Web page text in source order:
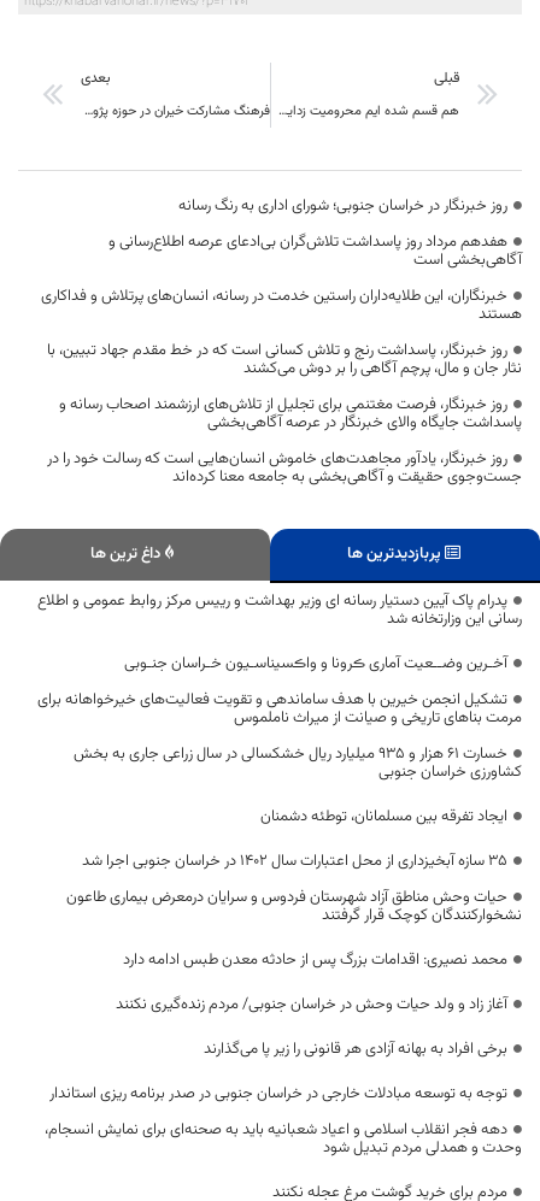
قبلی
هم قسم شده ایم محرومیت زدایی خراسان جنوبی را جشن بگیریم
بعدی
فرهنگ مشارکت خیران در حوزه پژوهش نهادینه شود
روز خبرنگار در خراسان جنوبی؛ شورای اداری به رنگ رسانه
هفدهم مرداد روز پاسداشت تلاش‌گران بی‌ادعای عرصه اطلاع‌رسانی و
آگاهی‌بخشی است
خبرنگاران، این طلایه‌داران راستین خدمت در رسانه، انسان‌های پرتلاش و فداکاری
هستند
روز خبرنگار، پاسداشت رنج و تلاش کسانی است که در خط مقدم جهاد تبیین، با
نثار جان و مال، پرچم آگاهی را بر دوش می‌کشند
روز خبرنگار، فرصت مغتنمی برای تجلیل از تلاش‌های ارزشمند اصحاب رسانه و
پاسداشت جایگاه والای خبرنگار در عرصه آگاهی‌بخشی
روز خبرنگار، یادآور مجاهدت‌های خاموش انسان‌هایی است که رسالت خود را در
جست‌وجوی حقیقت و آگاهی‌بخشی به جامعه معنا کرده‌اند
پربازدیدترین ها
داغ ترین ها
پدرام پاک آیین دستیار رسانه ای وزیر بهداشت و رییس مرکز روابط عمومی و اطلاع
رسانی این وزارتخانه شد
آخـرین وضــعیت آماری ڪرونا و واڪسیناسـیون خـراسان جنـوبی
تشکیل انجمن خیرین با هدف ساماندهی و تقویت فعالیت‌های خیرخواهانه برای
مرمت بناهای تاریخی و صیانت از میراث ناملموس
خسارت ۶۱ هزار و ۹۳۵ میلیارد ریال خشکسالی در سال زراعی جاری به بخش
کشاورزی خراسان جنوبی
ایجاد تفرقه بین مسلمانان، توطئه دشمنان
۳۵ سازه آبخیزداری از محل اعتبارات سال ۱۴۰۲ در خراسان جنوبی اجرا شد
حیات وحش مناطق آزاد شهرستان فردوس و سرایان درمعرض بیماری طاعون
نشخوارکنندگان کوچک قرار گرفتند
محمد نصیری: اقدامات بزرگ پس از حادثه معدن طبس ادامه دارد
آغاز زاد و ولد حیات وحش در خراسان جنوبی/ مردم زنده‌گیری نکنند
برخی افراد به بهانه آزادی هر قانونی را زیر پا می‌گذارند
توجه به توسعه مبادلات خارجی در خراسان جنوبی در صدر برنامه ریزی استاندار
دهه فجر انقلاب اسلامی و اعیاد شعبانیه باید به صحنه‌ای برای نمایش انسجام،
وحدت و همدلی مردم تبدیل شود
مردم برای خرید گوشت مرغ عجله نکنند